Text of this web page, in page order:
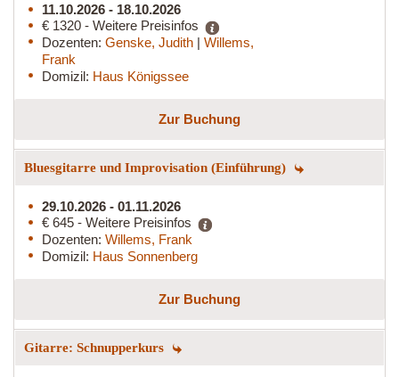
11.10.2026 - 18.10.2026
€ 1320 - Weitere Preisinfos
Dozenten: Genske, Judith | Willems,
Frank
Domizil: Haus Königssee
Zur Buchung
Bluesgitarre und Improvisation (Einführung)
29.10.2026 - 01.11.2026
€ 645 - Weitere Preisinfos
Dozenten: Willems, Frank
Domizil: Haus Sonnenberg
Zur Buchung
Gitarre: Schnupperkurs